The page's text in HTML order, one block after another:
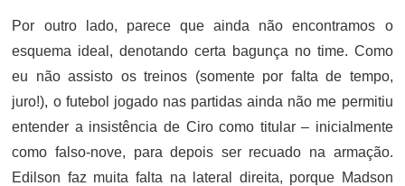
Por outro lado, parece que ainda não encontramos o
esquema ideal, denotando certa bagunça no time. Como
eu não assisto os treinos (somente por falta de tempo,
juro!), o futebol jogado nas partidas ainda não me permitiu
entender a insistência de Ciro como titular – inicialmente
como falso-nove, para depois ser recuado na armação.
Edilson faz muita falta na lateral direita, porque Madson